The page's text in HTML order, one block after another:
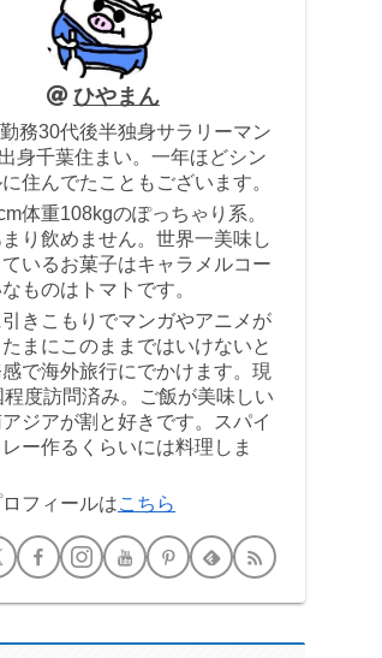
ひやまん
務30代後半独身サラリーマン
身千葉住まい。一年ほどシン
住んでたこともございます。
体重108kgのぽっちゃり系。
り飲めません。世界一美味し
いるお菓子はキャラメルコー
ものはトマトです。
きこもりでマンガやアニメが
まにこのままではいけないと
で海外旅行にでかけます。現
度訪問済み。ご飯が美味しい
ジアが割と好きです。スパイ
ー作るくらいには料理しま
フィールはこちら